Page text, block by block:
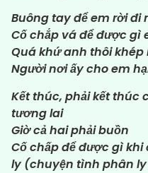
Buông tay để em rời
Cố chắp vá để được gì
Quá khứ anh thôi
Người nơi ấy cho em
Kết thúc, phải kết thúc
tương lai
Giờ cả hai phải buồn
Cố chấp để được gì
ly (chuyện tình phân